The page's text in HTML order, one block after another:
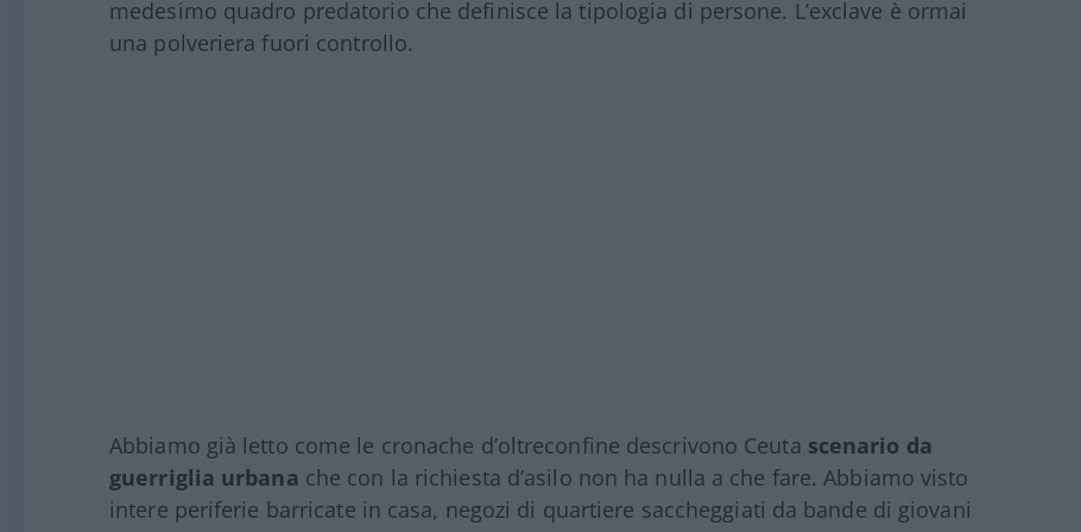
medesimo quadro predatorio che definisce la tipologia di persone. L’exclave è ormai
una polveriera fuori controllo.
Abbiamo già letto come le cronache d’oltreconfine descrivono Ceuta scenario da
guerriglia urbana che con la richiesta d’asilo non ha nulla a che fare. Abbiamo visto
intere periferie barricate in casa, negozi di quartiere saccheggiati da bande di giovani